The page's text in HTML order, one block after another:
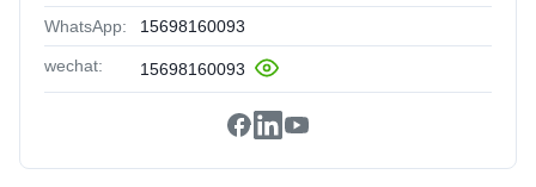
WhatsApp: 15698160093
wechat: 15698160093